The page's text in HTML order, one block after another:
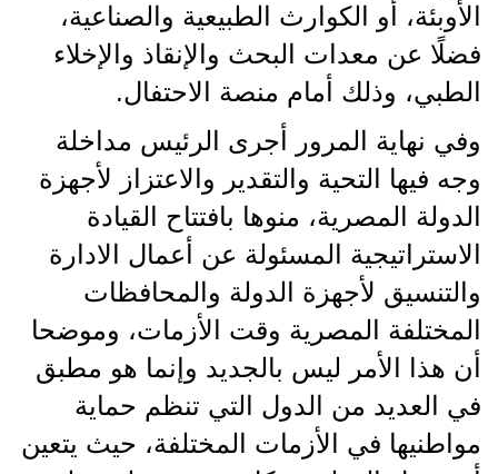
الأوبئة، أو الكوارث الطبيعية والصناعية،
فضلًا عن معدات البحث والإنقاذ والإخلاء
الطبي، وذلك أمام منصة الاحتفال.
وفي نهاية المرور أجرى الرئيس مداخلة
وجه فيها التحية والتقدير والاعتزاز لأجهزة
الدولة المصرية، منوها بافتتاح القيادة
الاستراتيجية المسئولة عن أعمال الادارة
والتنسيق لأجهزة الدولة والمحافظات
المختلفة المصرية وقت الأزمات، وموضحا
أن هذا الأمر ليس بالجديد وإنما هو مطبق
في العديد من الدول التي تنظم حماية
مواطنيها في الأزمات المختلفة، حيث يتعين